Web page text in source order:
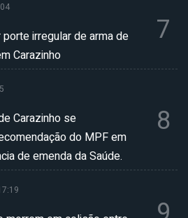
irregular de arma de
Carazinho
7
Carazinho se
do MPF em
de emenda da Saúde.
8